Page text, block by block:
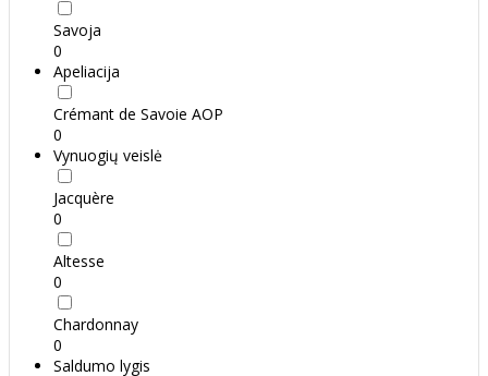
Savoja
0
Apeliacija
Crémant de Savoie AOP
0
Vynuogių veislė
Jacquère
0
Altesse
0
Chardonnay
0
Saldumo lygis